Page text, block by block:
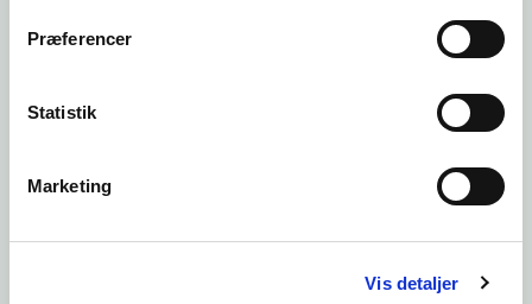
Præferencer
Statistik
Marketing
Vis detaljer
3.3.9 Grænseoverskridende
Læs mere